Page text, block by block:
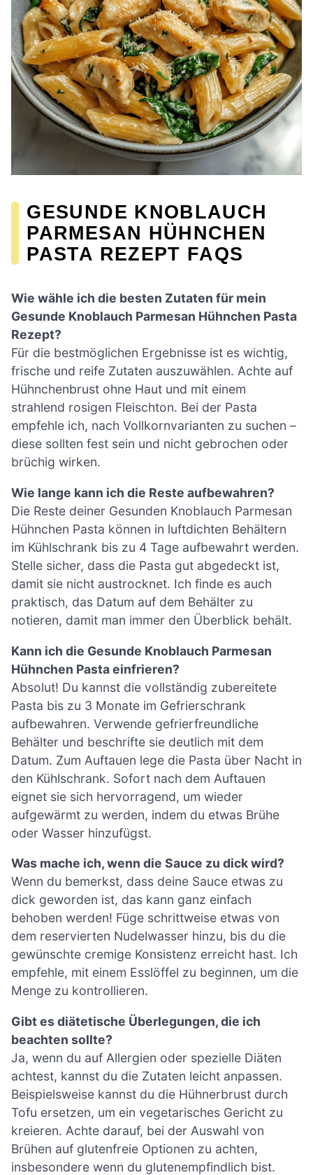
GESUNDE KNOBLAUCH
PARMESAN HÜHNCHEN
PASTA REZEPT FAQS
Wie wähle ich die besten Zutaten für mein
Gesunde Knoblauch Parmesan Hühnchen Pasta
Rezept?
Für die bestmöglichen Ergebnisse ist es wichtig,
frische und reife Zutaten auszuwählen. Achte auf
Hühnchenbrust ohne Haut und mit einem
strahlend rosigen Fleischton. Bei der Pasta
empfehle ich, nach Vollkornvarianten zu suchen –
diese sollten fest sein und nicht gebrochen oder
brüchig wirken.
Wie lange kann ich die Reste aufbewahren?
Die Reste deiner Gesunden Knoblauch Parmesan
Hühnchen Pasta können in luftdichten Behältern
im Kühlschrank bis zu 4 Tage aufbewahrt werden.
Stelle sicher, dass die Pasta gut abgedeckt ist,
damit sie nicht austrocknet. Ich finde es auch
praktisch, das Datum auf dem Behälter zu
notieren, damit man immer den Überblick behält.
Kann ich die Gesunde Knoblauch Parmesan
Hühnchen Pasta einfrieren?
Absolut! Du kannst die vollständig zubereitete
Pasta bis zu 3 Monate im Gefrierschrank
aufbewahren. Verwende gefrierfreundliche
Behälter und beschrifte sie deutlich mit dem
Datum. Zum Auftauen lege die Pasta über Nacht in
den Kühlschrank. Sofort nach dem Auftauen
eignet sie sich hervorragend, um wieder
aufgewärmt zu werden, indem du etwas Brühe
oder Wasser hinzufügst.
Was mache ich, wenn die Sauce zu dick wird?
Wenn du bemerkst, dass deine Sauce etwas zu
dick geworden ist, das kann ganz einfach
behoben werden! Füge schrittweise etwas von
dem reservierten Nudelwasser hinzu, bis du die
gewünschte cremige Konsistenz erreicht hast. Ich
empfehle, mit einem Esslöffel zu beginnen, um die
Menge zu kontrollieren.
Gibt es diätetische Überlegungen, die ich
beachten sollte?
Ja, wenn du auf Allergien oder spezielle Diäten
achtest, kannst du die Zutaten leicht anpassen.
Beispielsweise kannst du die Hühnerbrust durch
Tofu ersetzen, um ein vegetarisches Gericht zu
kreieren. Achte darauf, bei der Auswahl von
Brühen auf glutenfreie Optionen zu achten,
insbesondere wenn du glutenempfindlich bist.